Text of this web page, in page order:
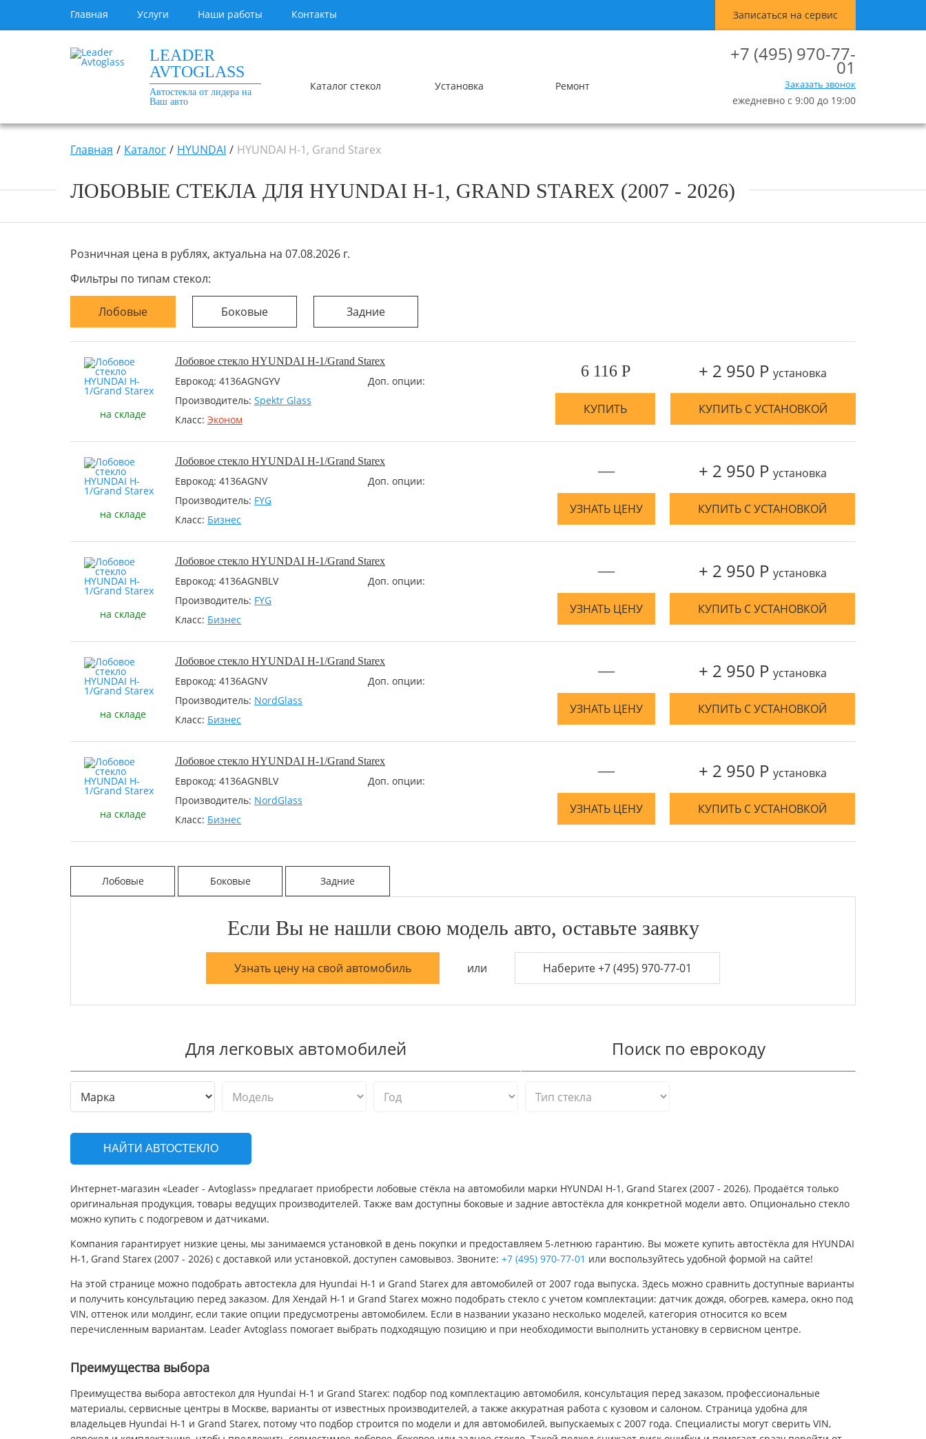
Главная Услуги Наши работы Контакты Записаться на сервис
LEADER
AVTOGLASS
Автостекла от лидера на
Ваш авто
Каталог стекол Установка Ремонт
+7 (495) 970-77-
01
Заказать звонок
ежедневно с 9:00 до 19:00
Главная Каталог HYUNDAI HYUNDAI H-1, Grand Starex
ЛОБОВЫЕ СТЕКЛА ДЛЯ HYUNDAI H-1, GRAND STAREX (2007 - 2026)
Розничная цена в рублях, актуальна на 07.08.2026 г.
Фильтры по типам стекол:
Лобовые Боковые Задние
на складе
Лобовое стекло HYUNDAI H-1/Grand Starex
Еврокод: 4136AGNGYV
Производитель: Spektr Glass
Класс: Эконом
Доп. опции:
6 116 Р
КУПИТЬ
+ 2 950 Р установка
КУПИТЬ С УСТАНОВКОЙ
на складе
Лобовое стекло HYUNDAI H-1/Grand Starex
Еврокод: 4136AGNV
Производитель: FYG
Класс: Бизнес
Доп. опции:
—
УЗНАТЬ ЦЕНУ
+ 2 950 Р установка
КУПИТЬ С УСТАНОВКОЙ
на складе
Лобовое стекло HYUNDAI H-1/Grand Starex
Еврокод: 4136AGNBLV
Производитель: FYG
Класс: Бизнес
Доп. опции:
—
УЗНАТЬ ЦЕНУ
+ 2 950 Р установка
КУПИТЬ С УСТАНОВКОЙ
на складе
Лобовое стекло HYUNDAI H-1/Grand Starex
Еврокод: 4136AGNV
Производитель: NordGlass
Класс: Бизнес
Доп. опции:
—
УЗНАТЬ ЦЕНУ
+ 2 950 Р установка
КУПИТЬ С УСТАНОВКОЙ
на складе
Лобовое стекло HYUNDAI H-1/Grand Starex
Еврокод: 4136AGNBLV
Производитель: NordGlass
Класс: Бизнес
Доп. опции:
—
УЗНАТЬ ЦЕНУ
+ 2 950 Р установка
КУПИТЬ С УСТАНОВКОЙ
Лобовые Боковые Задние
Если Вы не нашли свою модель авто, оставьте заявку
Узнать цену на свой автомобиль или Наберите +7 (495) 970-77-01
Для легковых автомобилей Поиск по еврокоду
НАЙТИ АВТОСТЕКЛО
Интернет-магазин «Leader - Avtoglass» предлагает приобрести лобовые стёкла на автомобили марки HYUNDAI H-1, Grand Starex (2007 - 2026). Продаётся только
оригинальная продукция, товары ведущих производителей. Также вам доступны боковые и задние автостёкла для конкретной модели авто. Опционально стекло
можно купить с подогревом и датчиками.
Компания гарантирует низкие цены, мы занимаемся установкой в день покупки и предоставляем 5-летнюю гарантию. Вы можете купить автостёкла для HYUNDAI
H-1, Grand Starex (2007 - 2026) с доставкой или установкой, доступен самовывоз. Звоните: +7 (495) 970-77-01 или воспользуйтесь удобной формой на сайте!
На этой странице можно подобрать автостекла для Hyundai H-1 и Grand Starex для автомобилей от 2007 года выпуска. Здесь можно сравнить доступные варианты
и получить консультацию перед заказом. Для Хендай H-1 и Grand Starex можно подобрать стекло с учетом комплектации: датчик дождя, обогрев, камера, окно под
VIN, оттенок или молдинг, если такие опции предусмотрены автомобилем. Если в названии указано несколько моделей, категория относится ко всем
перечисленным вариантам. Leader Avtoglass помогает выбрать подходящую позицию и при необходимости выполнить установку в сервисном центре.
Преимущества выбора
Преимущества выбора автостекол для Hyundai H-1 и Grand Starex: подбор под комплектацию автомобиля, консультация перед заказом, профессиональные
материалы, сервисные центры в Москве, варианты от известных производителей, а также аккуратная работа с кузовом и салоном. Страница удобна для
владельцев Hyundai H-1 и Grand Starex, потому что подбор строится по модели и для автомобилей, выпускаемых с 2007 года. Специалисты могут сверить VIN,